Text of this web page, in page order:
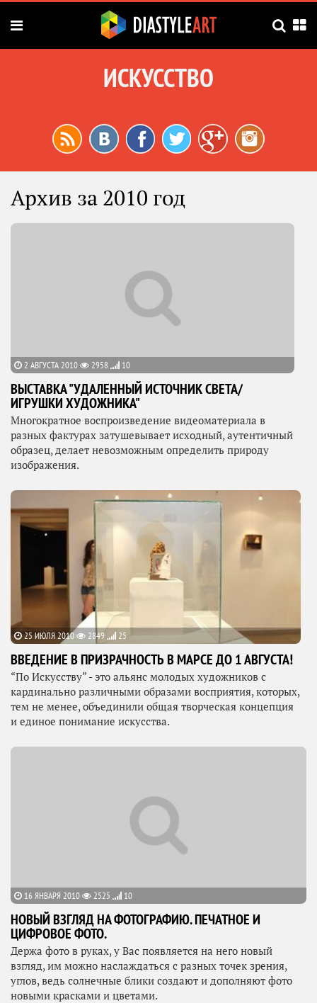
ИСКУССТВО
Архив за 2010 год
2 АВГУСТА 2010 2958 10
ВЫСТАВКА "УДАЛЕННЫЙ ИСТОЧНИК СВЕТА/
ИГРУШКИ ХУДОЖНИКА"
Многократное воспроизведение видеоматериала в
разных фактурах затушевывает исходный, аутентичный
образец, делает невозможным определить природу
изображения.
25 ИЮЛЯ 2010 2849 25
ВВЕДЕНИЕ В ПРИЗРАЧНОСТЬ В МАРСЕ ДО 1 АВГУСТА!
“По Искусству” - это альянс молодых художников с
кардинально различными образами восприятия, которых,
тем не менее, объединили общая творческая концепция
и единое понимание искусства.
16 ЯНВАРЯ 2010 2525 10
НОВЫЙ ВЗГЛЯД НА ФОТОГРАФИЮ. ПЕЧАТНОЕ И
ЦИФРОВОЕ ФОТО.
Держа фото в руках, у Вас появляется на него новый
взгляд, им можно наслаждаться с разных точек зрения,
углов, ведь солнечные блики создают и дополняют фото
новыми красками и цветами.